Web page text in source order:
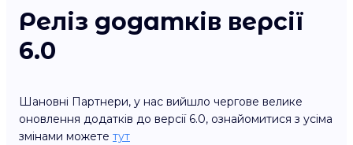
Реліз додатків версії
6.0
Шановні Партнери, у нас вийшло чергове велике
оновлення додатків до версії 6.0, ознайомитися з усіма
змінами можете тут